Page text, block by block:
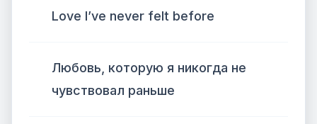
Love I’ve never felt before
Любовь, которую я никогда не
чувствовал раньше